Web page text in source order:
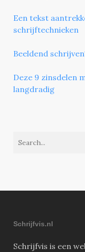
Een tekst
schrijftechnieken
Beeldend
Deze 9 zinsdelen
langdradig
Schrijfvis.nl
Schrijfvis is een